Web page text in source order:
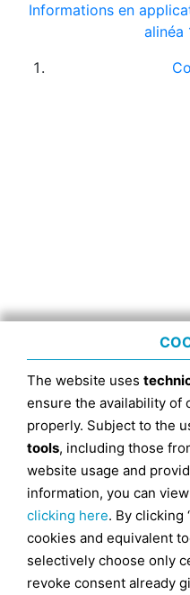
Informations en
alinéa
The website uses
ensure the availability of
properly. Subject to the
tools, including those
website usage and
information, you can
clicking here. By clicking
cookies and equivalent
selectively choose only
revoke consent already